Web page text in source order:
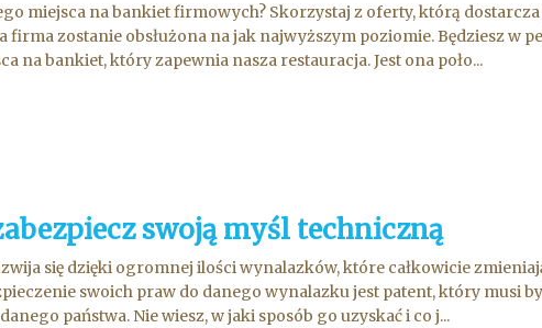
miejsca na bankiet firmowych? Skorzystaj z oferty, którą dostarcza
firma zostanie obsłużona na jak najwyższym poziomie. Będziesz w
na bankiet, który zapewnia nasza restauracja. Jest ona poło...
swoją myśl techniczną
się dzięki ogromnej ilości wynalazków, które całkowicie
swoich praw do danego wynalazku jest patent, który musi
państwa. Nie wiesz, w jaki sposób go uzyskać i co j...